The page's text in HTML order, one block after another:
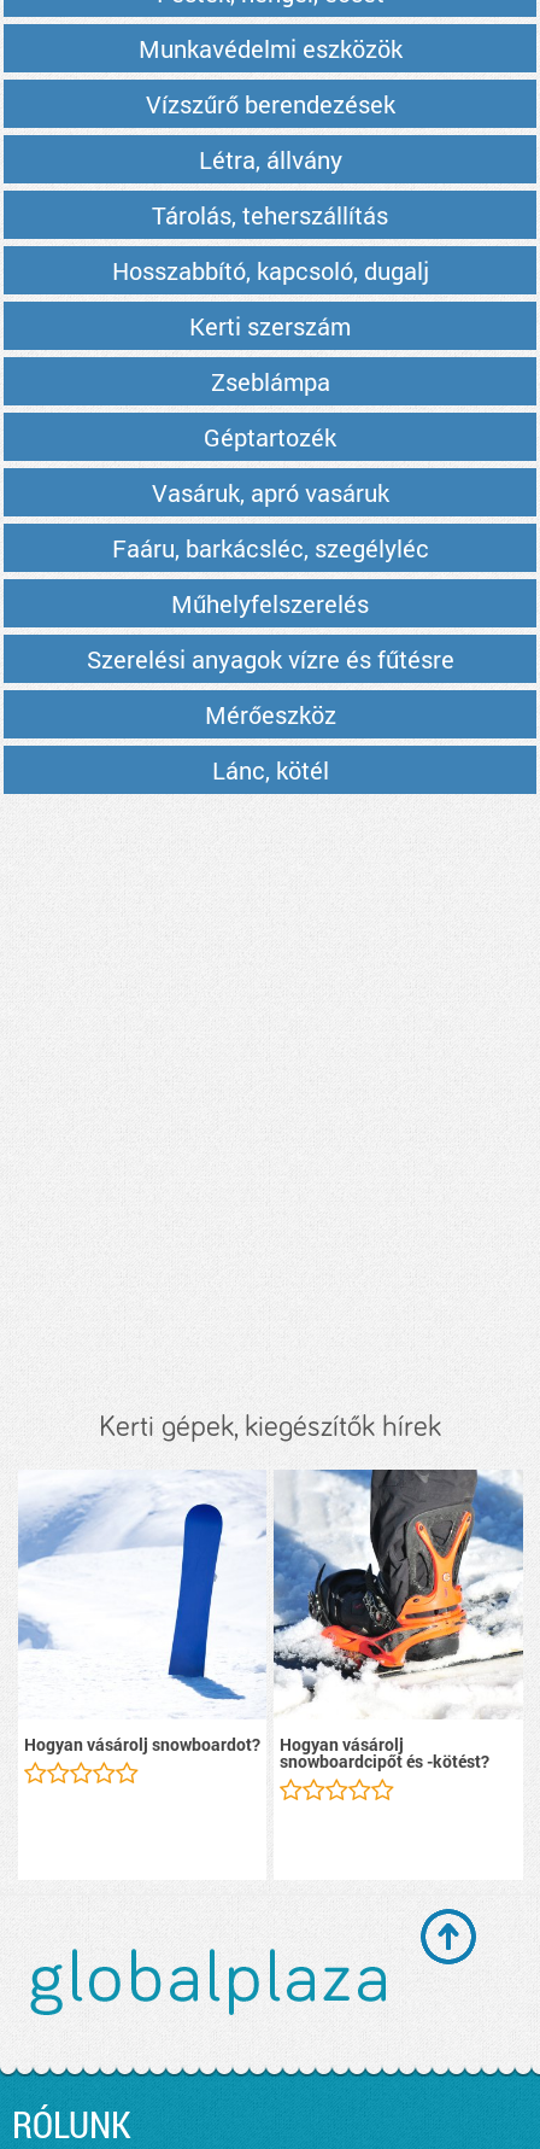
Munkavédelmi eszközök
Vízszűrő berendezések
Létra, állvány
Tárolás, teherszállítás
Hosszabbító, kapcsoló, dugalj
Kerti szerszám
Zseblámpa
Géptartozék
Vasáruk, apró vasáruk
Faáru, barkácsléc, szegélyléc
Műhelyfelszerelés
Szerelési anyagok vízre és fűtésre
Mérőeszköz
Lánc, kötél
Kerti gépek, kiegészítők hírek
Hogyan vásárolj snowboardot? Hogyan vásárolj
snowboardcipőt és -kötést?
RÓLUNK